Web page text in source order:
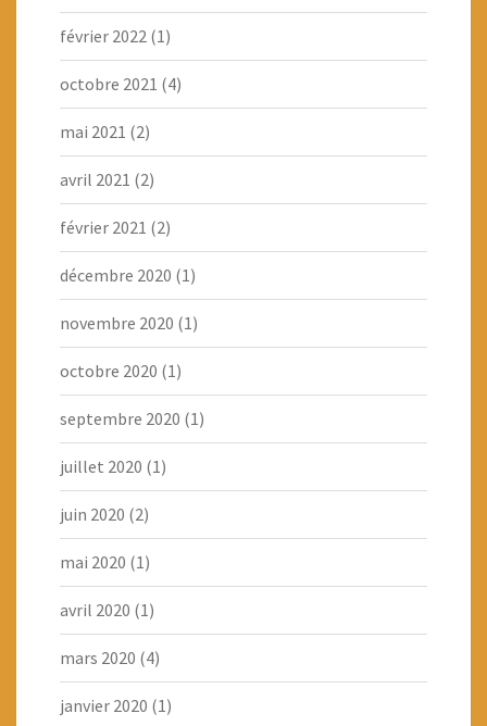
février 2022 (1)
octobre 2021 (4)
mai 2021 (2)
avril 2021 (2)
février 2021 (2)
décembre 2020 (1)
novembre 2020 (1)
octobre 2020 (1)
septembre 2020 (1)
juillet 2020 (1)
juin 2020 (2)
mai 2020 (1)
avril 2020 (1)
mars 2020 (4)
janvier 2020 (1)